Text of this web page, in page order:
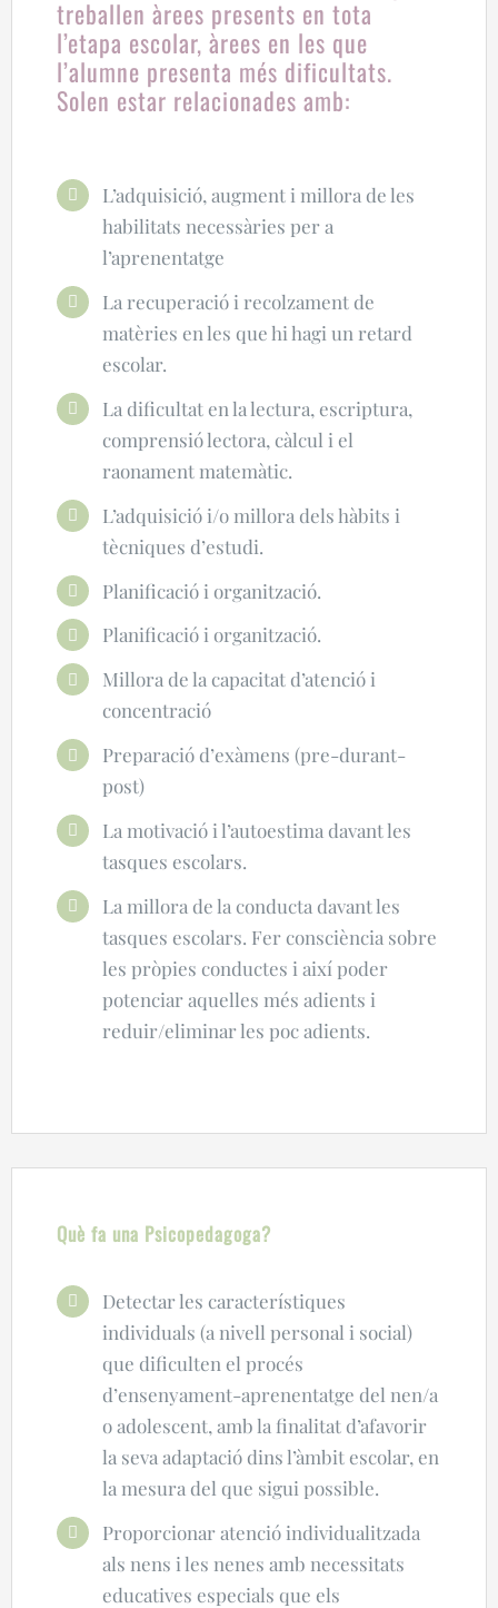
treballen àrees presents en tota
l’etapa escolar, àrees en les que
l’alumne presenta més dificultats.
Solen estar relacionades amb:
L’adquisició, augment i millora de les
habilitats necessàries per a
l’aprenentatge
La recuperació i recolzament de
matèries en les que hi hagi un retard
escolar.
La dificultat en la lectura, escriptura,
comprensió lectora, càlcul i el
raonament matemàtic.
L’adquisició i/o millora dels hàbits i
tècniques d’estudi.
Planificació i organització.
Planificació i organització.
Millora de la capacitat d’atenció i
concentració
Preparació d’exàmens (pre-durant-
post)
La motivació i l’autoestima davant les
tasques escolars.
La millora de la conducta davant les
tasques escolars. Fer consciència sobre
les pròpies conductes i així poder
potenciar aquelles més adients i
reduir/eliminar les poc adients.
Què fa una Psicopedagoga?
Detectar les característiques
individuals (a nivell personal i social)
que dificulten el procés
d’ensenyament-aprenentatge del nen/a
o adolescent, amb la finalitat d’afavorir
la seva adaptació dins l’àmbit escolar, en
la mesura del que sigui possible.
Proporcionar atenció individualitzada
als nens i les nenes amb necessitats
educatives especials que els